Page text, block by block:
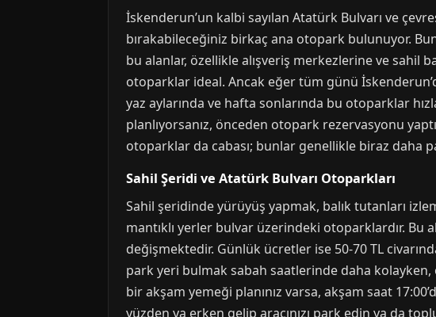
İskenderun’un kalbi sayılan Atatürk Bulvarı ve
bırakabileceğiniz birkaç ana otopark bulunuyor.
bu alanlar, özellikle alışveriş merkezlerine ve sahil
otoparklar ideal. Ancak eğer tüm günü
yaz aylarında ve hafta sonlarında bu otoparklar
planlıyorsanız, önceden otopark rezervasyonu
otoparklar da cabası; bunlar genellikle biraz daha
Sahil Şeridi ve Atatürk Bulvarı Otoparkları
Sahil şeridinde yürüyüş yapmak, balık tutanları
mantıklı yerler bulvar üzerindeki otoparklardır. Bu
değişmektedir. Günlük ücretler ise 50-70 TL
park yeri bulmak sabah saatlerinde daha
bir akşam yemeği planınız varsa, akşam saat
yüzden ya erken gelip aracınızı park edin ya da